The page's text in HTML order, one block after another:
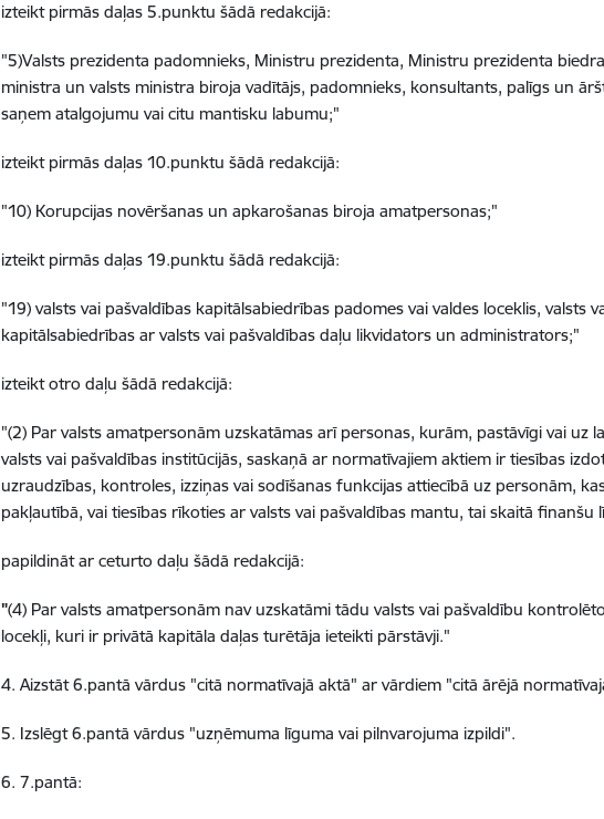
izteikt pirmās daļas 5.punktu šādā redakcijā:
"5)Valsts prezidenta padomnieks, Ministru prezidenta, Ministru prezidenta
ministra un valsts ministra biroja vadītājs, padomnieks, konsultants, palīgs un
saņem atalgojumu vai citu mantisku labumu;"
izteikt pirmās daļas 10.punktu šādā redakcijā:
"10) Korupcijas novēršanas un apkarošanas biroja amatpersonas;"
izteikt pirmās daļas 19.punktu šādā redakcijā:
"19) valsts vai pašvaldības kapitālsabiedrības padomes vai valdes loceklis, valsts
kapitālsabiedrības ar valsts vai pašvaldības daļu likvidators un administrators;"
izteikt otro daļu šādā redakcijā:
"(2) Par valsts amatpersonām uzskatāmas arī personas, kurām, pastāvīgi vai uz
valsts vai pašvaldības institūcijās, saskaņā ar normatīvajiem aktiem ir tiesības
uzraudzības, kontroles, izziņas vai sodīšanas funkcijas attiecībā uz personām,
pakļautībā, vai tiesības rīkoties ar valsts vai pašvaldības mantu, tai skaitā finanšu
papildināt ar ceturto daļu šādā redakcijā:
"(4) Par valsts amatpersonām nav uzskatāmi tādu valsts vai pašvaldību
locekļi, kuri ir privātā kapitāla daļas turētāja ieteikti pārstāvji."
4. Aizstāt 6.pantā vārdus "citā normatīvajā aktā" ar vārdiem "citā ārējā
5. Izslēgt 6.pantā vārdus "uzņēmuma līguma vai pilnvarojuma izpildi".
6. 7.pantā: